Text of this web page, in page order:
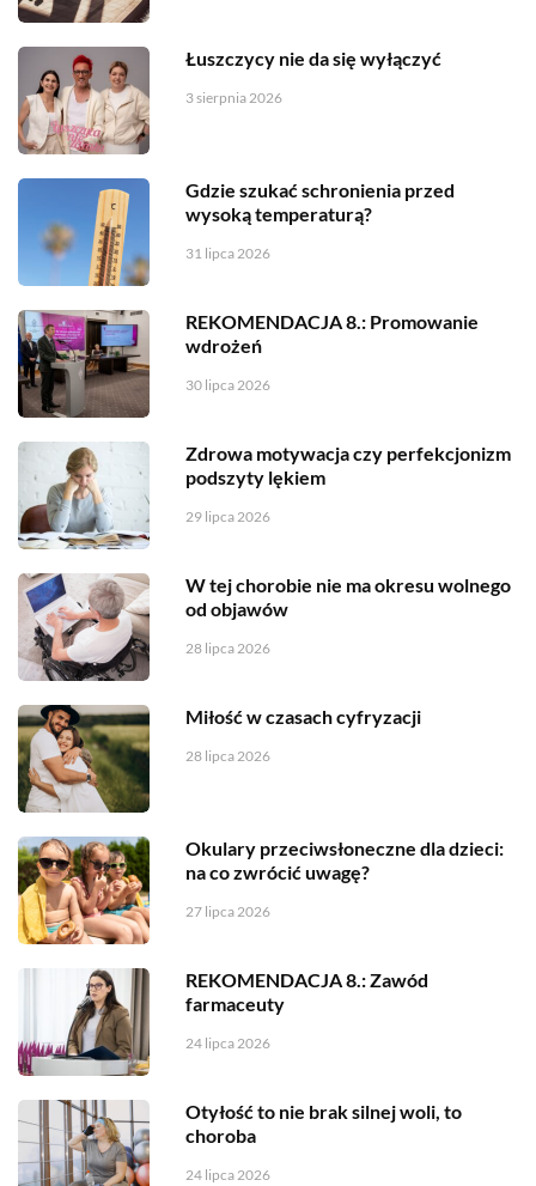
Łuszczycy nie da się wyłączyć
3 sierpnia 2026
Gdzie szukać schronienia przed
wysoką temperaturą?
31 lipca 2026
REKOMENDACJA 8.: Promowanie
wdrożeń
30 lipca 2026
Zdrowa motywacja czy perfekcjonizm
podszyty lękiem
29 lipca 2026
W tej chorobie nie ma okresu wolnego
od objawów
28 lipca 2026
Miłość w czasach cyfryzacji
28 lipca 2026
Okulary przeciwsłoneczne dla dzieci:
na co zwrócić uwagę?
27 lipca 2026
REKOMENDACJA 8.: Zawód
farmaceuty
24 lipca 2026
Otyłość to nie brak silnej woli, to
choroba
24 lipca 2026